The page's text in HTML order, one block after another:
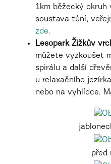
1km běžecký
soustava tůní,
zde.
Lesopark Žižkův
můžete vyzkoušet
spirálu a další
u relaxačního
nebo na vyhlídce.
před